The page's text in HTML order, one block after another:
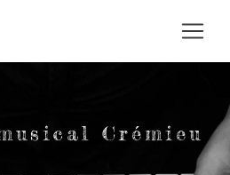
Crémieu
cookies